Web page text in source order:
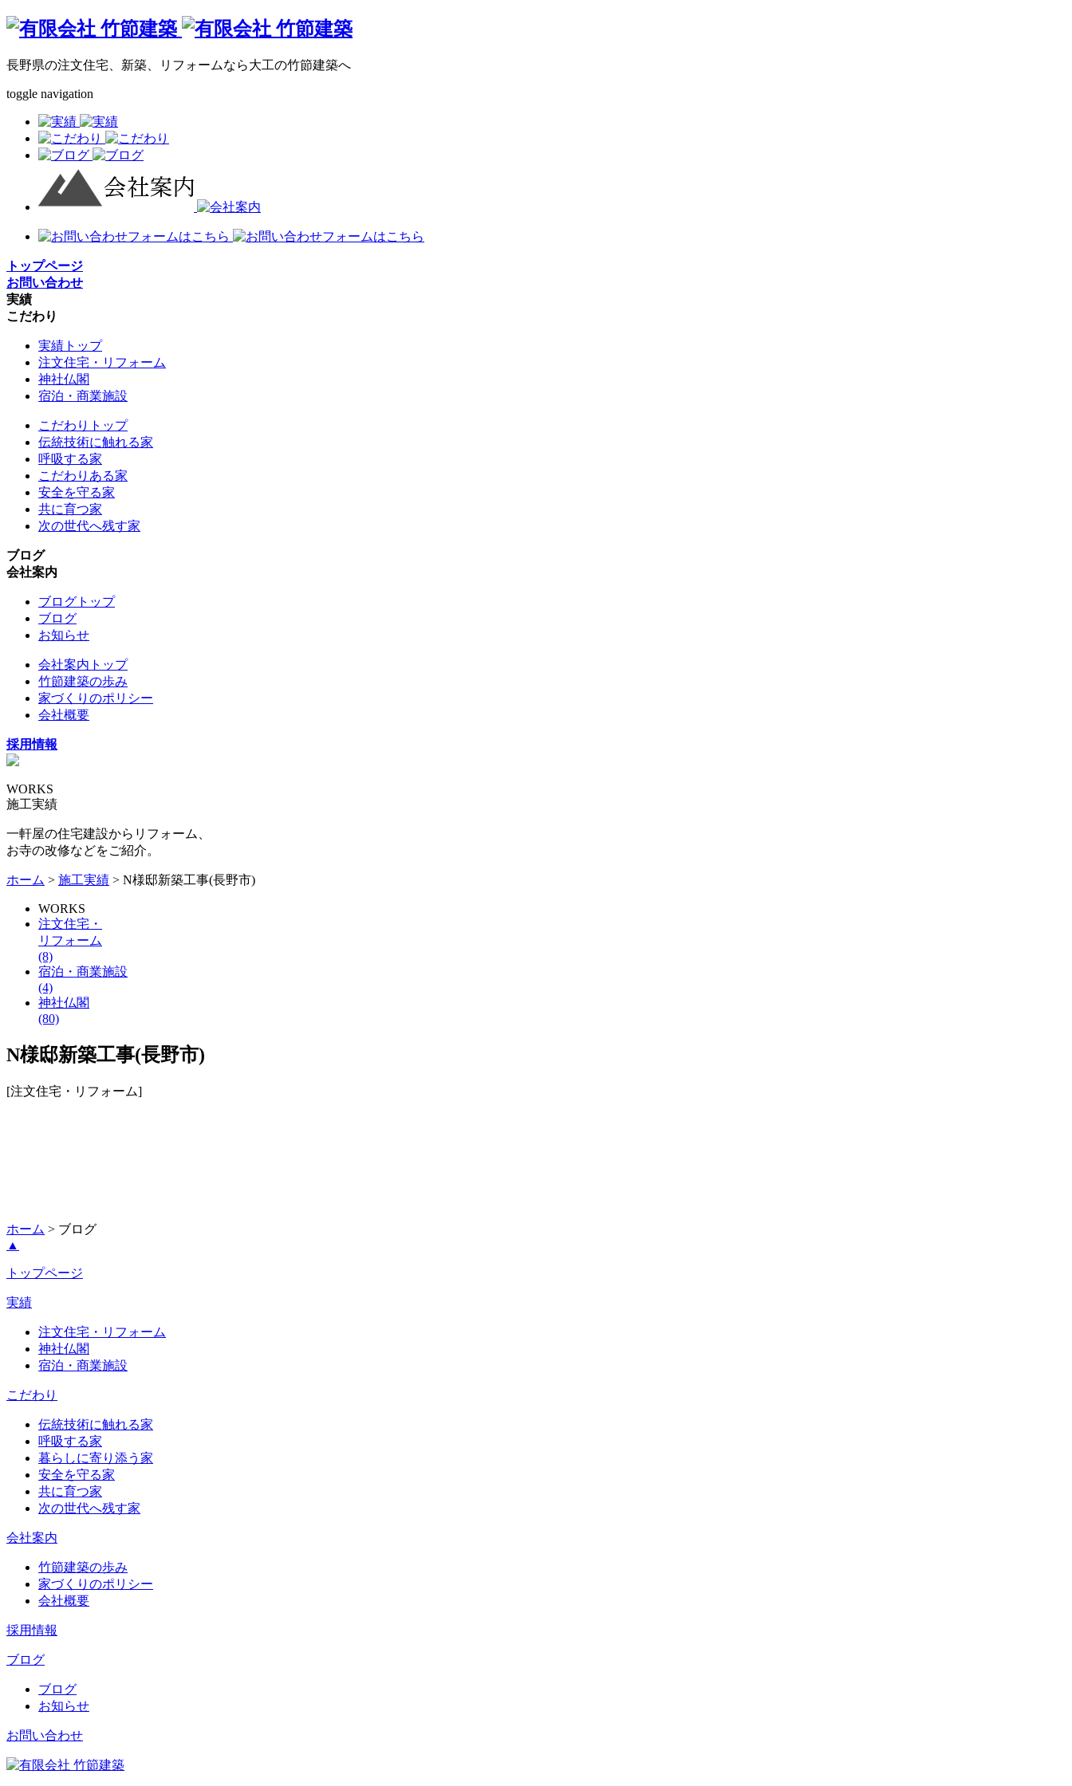
長野県の注文住宅、新築、リフォームなら大工の竹節建築へ
toggle navigation
トップページ
お問い合わせ
実績
こだわり
実績トップ
注文住宅・リフォーム
神社仏閣
宿泊・商業施設
こだわりトップ
伝統技術に触れる家
呼吸する家
こだわりある家
安全を守る家
共に育つ家
次の世代へ残す家
ブログ
会社案内
ブログトップ
ブログ
お知らせ
会社案内トップ
竹節建築の歩み
家づくりのポリシー
会社概要
採用情報
WORKS
施工実績
一軒屋の住宅建設からリフォーム、
お寺の改修などをご紹介。
ホーム > 施工実績 > N様邸新築工事(長野市)
WORKS
注文住宅・
リフォーム
(8)
宿泊・商業施設
(4)
神社仏閣
(80)
N様邸新築工事(長野市)
[注文住宅・リフォーム]
ホーム > ブログ
▲
トップページ
実績
注文住宅・リフォーム
神社仏閣
宿泊・商業施設
こだわり
伝統技術に触れる家
呼吸する家
暮らしに寄り添う家
安全を守る家
共に育つ家
次の世代へ残す家
会社案内
竹節建築の歩み
家づくりのポリシー
会社概要
採用情報
ブログ
ブログ
お知らせ
お問い合わせ